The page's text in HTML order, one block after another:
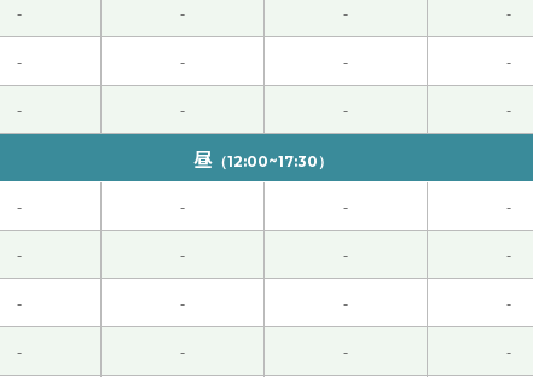
很高兴！还有这次也跟您聊天非常开心！我相信您一定找
- - - -
- - - -
- - - -
昼（12:00~17:30）
- - - -
- - - -
- - - -
- - - -